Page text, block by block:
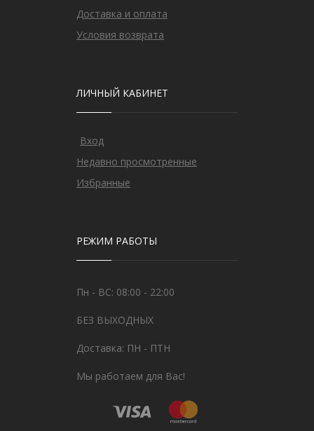
Доставка и оплата
Условия возврата
ЛИЧНЫЙ КАБИНЕТ
Вход
Недавно просмотренные
Избранные
РЕЖИМ РАБОТЫ
Пн - ВС: 08:00 - 22:00
БЕЗ ВЫХОДНЫХ
Доставка: ПН - ПТН
Мы работаем для Вас!